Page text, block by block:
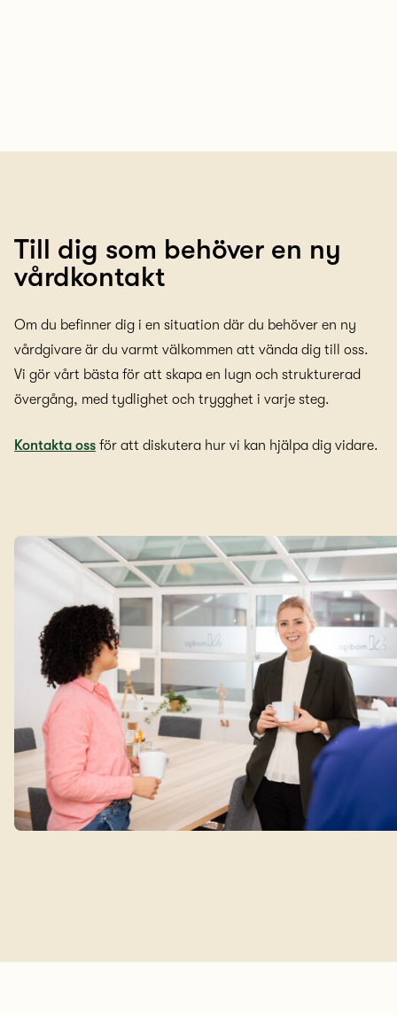
Till dig som behöver en ny
vårdkontakt
Om du befinner dig i en situation där du behöver en ny
vårdgivare är du varmt välkommen att vända dig till oss.
Vi gör vårt bästa för att skapa en lugn och strukturerad
övergång, med tydlighet och trygghet i varje steg.
Kontakta oss för att diskutera hur vi kan hjälpa dig vidare.